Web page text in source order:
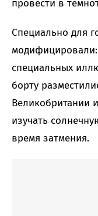
провести в
Специально для
модифицировали:
специальных
борту
Великобритании
изучать
время затмения.